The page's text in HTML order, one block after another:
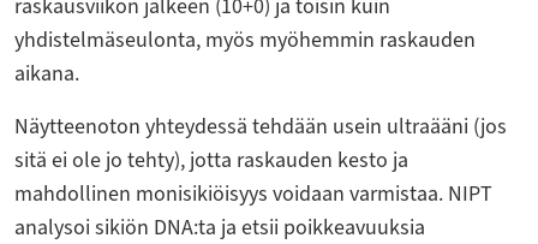
raskausviikon jälkeen (10+0) ja toisin kuin
yhdistelmäseulonta, myös myöhemmin raskauden
aikana.
Näytteenoton yhteydessä tehdään usein ultraääni (jos
sitä ei ole jo tehty), jotta raskauden kesto ja
mahdollinen monisikiöisyys voidaan varmistaa. NIPT
analysoi sikiön DNA:ta ja etsii poikkeavuuksia